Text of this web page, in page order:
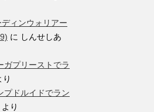
ディンウォリアー
に しんせしあ
ガプリーストでラ
り
プドルイドでラン
より